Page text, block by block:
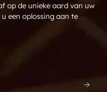
op de unieke aard van uw
een oplossing aan te